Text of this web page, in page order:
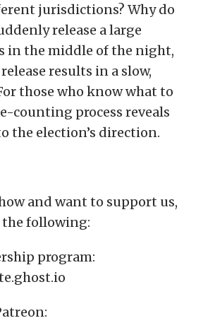
jurisdictions? Why do
release a large
in the middle of the night,
results in a slow,
those who know what to
counting process reveals
the election’s direction.
and want to support us,
the following:
program: